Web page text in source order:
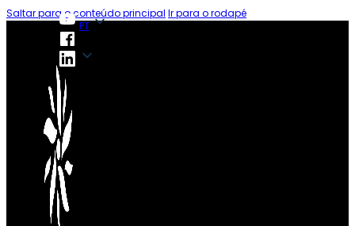
Saltar para o conteúdo principal Ir para o rodapé
PT